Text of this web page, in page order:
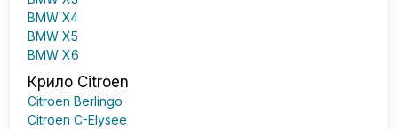
BMW X4
BMW X5
BMW X6
Крило Citroen
Citroen Berlingo
Citroen C-Elysee